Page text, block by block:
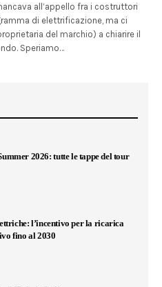
all’appello fra i costruttori
di elettrificazione, ma ci
del marchio) a chiarire il
Speriamo…
2026: tutte le tappe del tour
l’incentivo per la ricarica
fino al 2030